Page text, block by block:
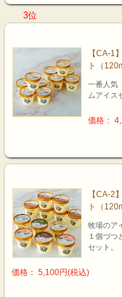
3位
【CA-1
ト（
一番人気
ムアイス
価格：
【CA-2
ト（
牧場のア
１個づつ
セット。
価格： 5,100円(税込)